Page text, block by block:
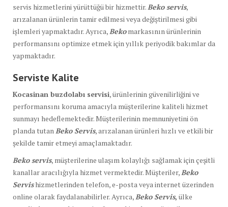
servis hizmetlerini yürüttüğü bir hizmettir. Beko servis,
arızalanan ürünlerin tamir edilmesi veya değiştirilmesi gibi
işlemleri yapmaktadır. Ayrıca, Beko markasının ürünlerinin
performansını optimize etmek için yıllık periyodik bakımlar da
yapmaktadır.
Serviste Kalite
Kocasinan buzdolabı servisi, ürünlerinin güvenilirliğini ve
performansını koruma amacıyla müşterilerine kaliteli hizmet
sunmayı hedeflemektedir. Müşterilerinin memnuniyetini ön
planda tutan Beko Servis, arızalanan ürünleri hızlı ve etkili bir
şekilde tamir etmeyi amaçlamaktadır.
Beko servis, müşterilerine ulaşım kolaylığı sağlamak için çeşitli
kanallar aracılığıyla hizmet vermektedir. Müşteriler, Beko
Servishizmetlerinden telefon, e-posta veya internet üzerinden
online olarak faydalanabilirler. Ayrıca, Beko Servis, ülke